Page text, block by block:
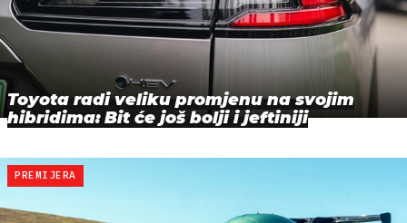
Toyota radi veliku promjenu na svojim
hibridima: Bit će još bolji i jeftiniji
PREMIJERA